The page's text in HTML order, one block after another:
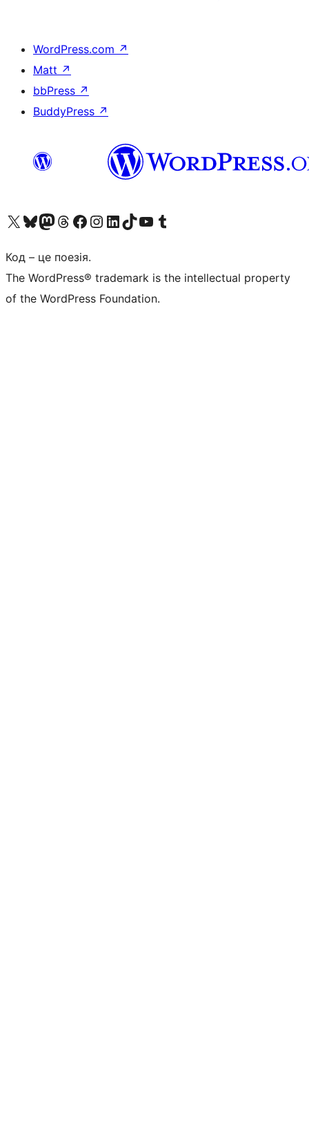
WordPress.com ↗
Matt ↗
bbPress ↗
BuddyPress ↗
Visit our X (formerly Twitter) account
Visit our Bluesky account
Завітайте до нашої стрічки в Mastodon
Visit our Threads account
Завітайте на нашу сторінку в Facebook
Visit our Instagram account
Visit our LinkedIn account
Visit our TikTok account
Visit our YouTube channel
Visit our Tumblr account
Код – це поезія.
The WordPress® trademark is the intellectual property
of the WordPress Foundation.